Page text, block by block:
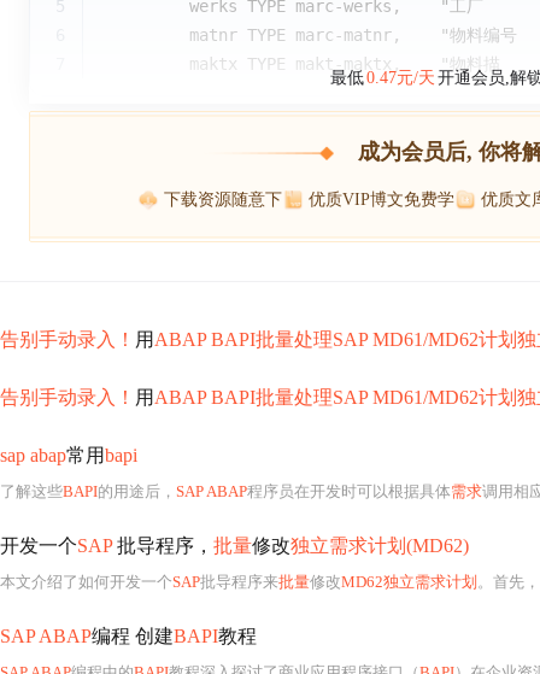
5
         werks TYPE marc-werks,    "工厂
         matnr TYPE marc-matnr,    "物料编号
         maktx TYPE makt-maktx,    "物料描
最低0.47元/天 开通会员,解
成为会员后, 你将
下载资源随意下 优质VIP博文免费学 优质文
告别手动录入！ 用 ABAP BAPI批量处理SAP MD61/MD62计划
告别手动录入！ 用 ABAP BAPI批量处理SAP MD61/MD62计划
sap abap常用bapi
了解这些BAPI的用途后， SAP ABAP程序员在开发时可以根据具体需求调用相
开发一个SAP批导程序， 批量修改独立需求计划(MD62)
本文介绍了如何开发一个SAP批导程序来批量修改MD62独立需求计划 。首先
SAP ABAP编程 创建BAPI教程